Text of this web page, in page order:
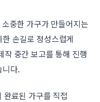
중한 가구가 만들어지는
손길로 정성스럽게
작 중간 보고를 통해 진행
니다.
완료된 가구를 직접